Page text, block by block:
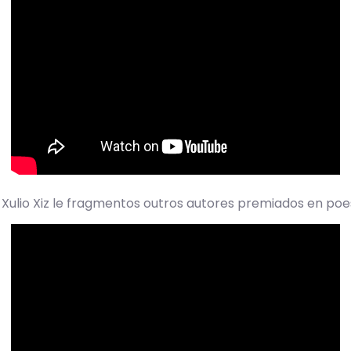
Xiz le fragmentos outros autores premiados en